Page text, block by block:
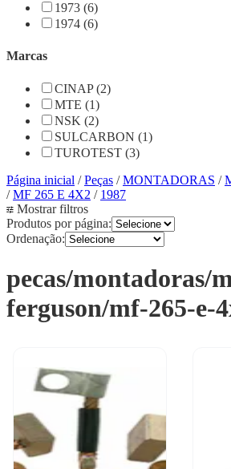
1973 (6)
1974 (6)
Marcas
CINAP (2)
MTE (1)
NSK (2)
SULCARBON (1)
TUROTEST (3)
Página inicial /Peças /MONTADORAS /
/MF 265 E 4X2 / 1987
Mostrar filtros
Produtos por página:
Ordenação:
pecas/montadoras/
ferguson/mf-265-e-